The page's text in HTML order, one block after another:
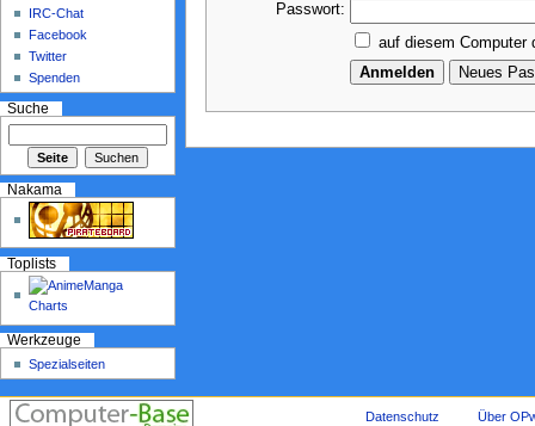
Passwort:
auf diesem Computer
IRC-Chat
Facebook
Twitter
Spenden
Suche
Nakama
Toplists
Werkzeuge
Spezialseiten
Datenschutz Über